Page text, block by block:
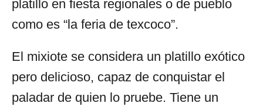
platillo en fiesta regionales o de pueblo
como es “la feria de texcoco”.
El mixiote se considera un platillo exótico
pero delicioso, capaz de conquistar el
paladar de quien lo pruebe. Tiene un